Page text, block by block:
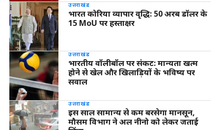
उत्तराखंड
भारत कोरिया व्यापार वृद्धि: 50 अरब डॉलर के
15 MoU पर हस्ताक्षर
उत्तराखंड
भारतीय वॉलीबॉल पर संकट: मान्यता खत्म
होने से खेल और खिलाड़ियों के भविष्य पर
सवाल
उत्तराखंड
इस साल सामान्य से कम बरसेगा मानसून,
मौसम विभाग ने अल नीनो को लेकर जताई